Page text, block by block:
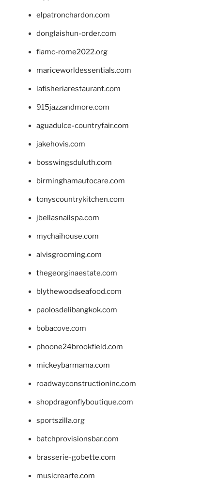
elpatronchardon.com
donglaishun-order.com
fiamc-rome2022.org
mariceworldessentials.com
lafisheriarestaurant.com
915jazzandmore.com
aguadulce-countryfair.com
jakehovis.com
bosswingsduluth.com
birminghamautocare.com
tonyscountrykitchen.com
jbellasnailspa.com
mychaihouse.com
alvisgrooming.com
thegeorginaestate.com
blythewoodseafood.com
paolosdelibangkok.com
bobacove.com
phoone24brookfield.com
mickeybarmama.com
roadwayconstructioninc.com
shopdragonflyboutique.com
sportszilla.org
batchprovisionsbar.com
brasserie-gobette.com
musicrearte.com